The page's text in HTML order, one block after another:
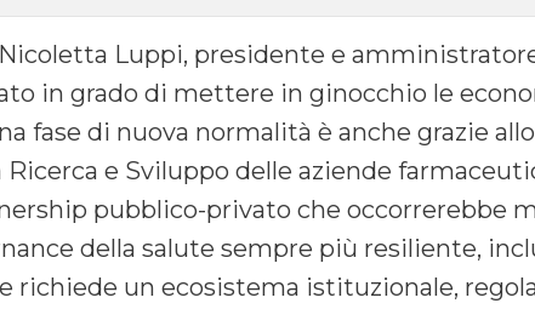
Nicoletta Luppi, presidente e
in grado di mettere in ginocchio le
fase di nuova normalità è anche grazie allo
e Sviluppo delle aziende
pubblico-privato che occorrerebbe
della salute sempre più resiliente,
richiede un ecosistema istituzionale,